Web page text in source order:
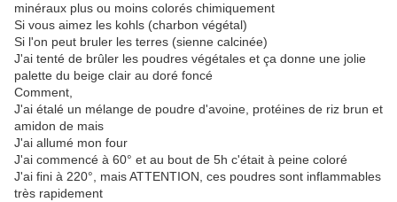
minéraux plus ou moins colorés chimiquement
Si vous aimez les kohls (charbon végétal)
Si l'on peut bruler les terres (sienne calcinée)
J'ai tenté de brûler les poudres végétales et ça donne une jolie
palette du beige clair au doré foncé
Comment,
J'ai étalé un mélange de poudre d'avoine, protéines de riz brun et
amidon de mais
J'ai allumé mon four
J'ai commencé à 60° et au bout de 5h c'était à peine coloré
J'ai fini à 220°, mais ATTENTION, ces poudres sont inflammables
très rapidement